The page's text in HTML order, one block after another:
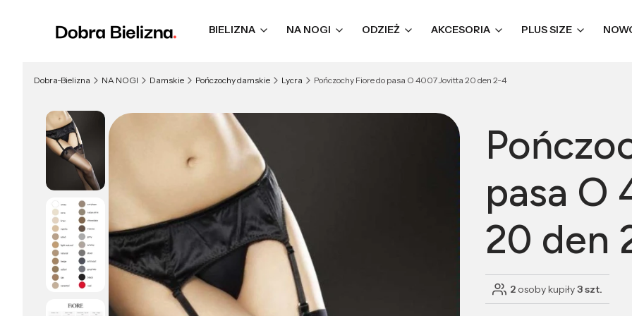
BIELIZNA NA NOGI ODZIEŻ AKCESORIA PLUS SIZE
Dobra-Bielizna NA NOGI Damskie Pończochy damskie Lycra Pończochy Fiore do pasa O 4007 Jovitta 20 den 2-4
pasa O
20 den
2 osoby kupiły3 szt.